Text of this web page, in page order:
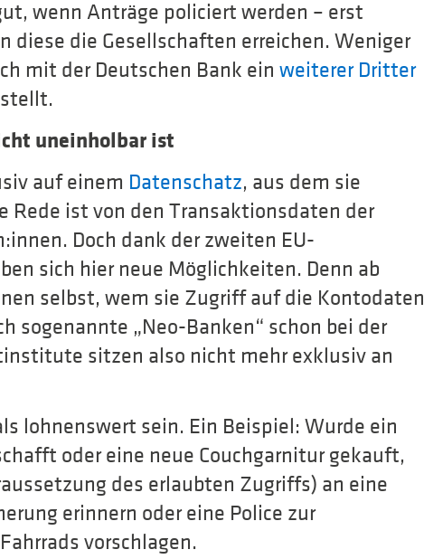
wenn Anträge policiert werden – erst
diese die Gesellschaften erreichen. Weniger
mit der Deutschen Bank ein weiterer Dritter
uneinholbar ist
auf einem Datenschatz, aus dem sie
ist von den Transaktionsdaten der
Doch dank der zweiten EU-
sich hier neue Möglichkeiten. Denn ab
selbst, wem sie Zugriff auf die Kontodaten
sogenannte „Neo-Banken“ schon bei der
sitzen also nicht mehr exklusiv an
lohnenswert sein. Ein Beispiel: Wurde ein
oder eine neue Couchgarnitur gekauft,
des erlaubten Zugriffs) an eine
erinnern oder eine Police zur
vorschlagen.